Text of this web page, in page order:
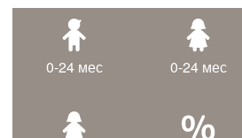
Контакты
0-24 мес 0-24 мес